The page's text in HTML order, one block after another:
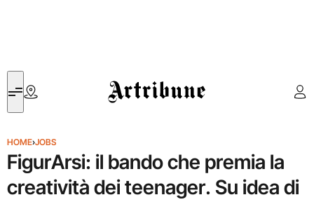
Artribune
HOME›JOBS
FigurArsi: il bando che premia la
creatività dei teenager. Su idea di